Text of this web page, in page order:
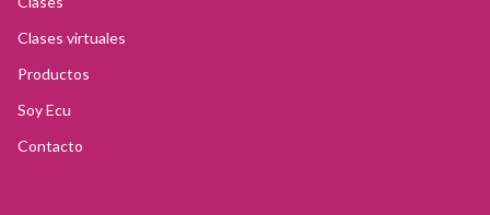
Clases virtuales
Productos
Soy Ecu
Contacto